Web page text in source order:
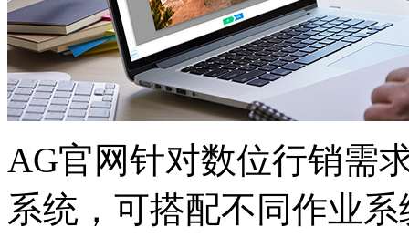
AG官网针对数位行销需
系统，可搭配不同作业